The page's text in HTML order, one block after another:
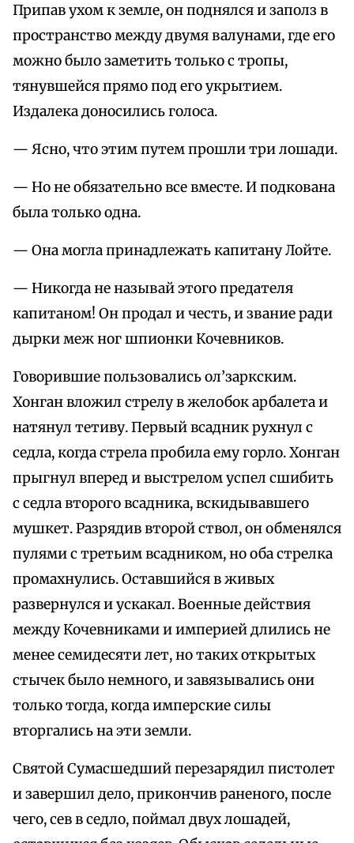
Припав ухом к земле, он поднялся и заполз в
пространство между двумя валунами, где его
можно было заметить только с тропы,
тянувшейся прямо под его укрытием.
Издалека доносились голоса.
— Ясно, что этим путем прошли три лошади.
— Но не обязательно все вместе. И подкована
была только одна.
— Она могла принадлежать капитану Лойте.
— Никогда не называй этого предателя
капитаном! Он продал и честь, и звание ради
дырки меж ног шпионки Кочевников.
Говорившие пользовались ол’заркским.
Хонган вложил стрелу в желобок арбалета и
натянул тетиву. Первый всадник рухнул с
седла, когда стрела пробила ему горло. Хонган
прыгнул вперед и выстрелом успел сшибить
с седла второго всадника, вскидывавшего
мушкет. Разрядив второй ствол, он обменялся
пулями с третьим всадником, но оба стрелка
промахнулись. Оставшийся в живых
развернулся и ускакал. Военные действия
между Кочевниками и империей длились не
менее семидесяти лет, но таких открытых
стычек было немного, и завязывались они
только тогда, когда имперские силы
вторгались на эти земли.
Святой Сумасшедший перезарядил пистолет
и завершил дело, прикончив раненого, после
чего, сев в седло, поймал двух лошадей,